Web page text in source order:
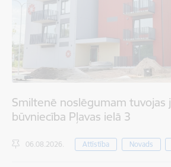
Smiltenē noslēgumam tuvojas
būvniecība Pļavas ielā 3
06.08.2026. Attīstība Novads